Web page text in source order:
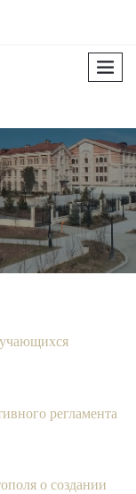
menu
регламента
о создании